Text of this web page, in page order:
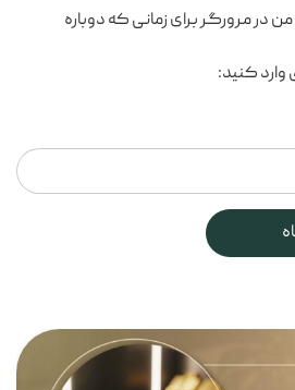
در مرورگر برای زمانی که دوباره
وارد کنید: